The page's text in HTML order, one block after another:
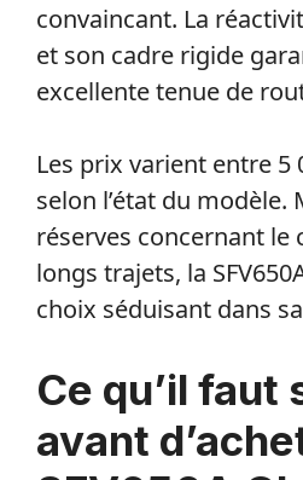
convaincant. La
et son cadre rigide
excellente tenue de
Les prix varient entre 5
selon l’état du modèle.
réserves concernant le
longs trajets, la
choix séduisant dans
Ce qu’il faut
avant